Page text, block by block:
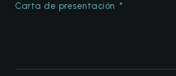
Carta de presentación